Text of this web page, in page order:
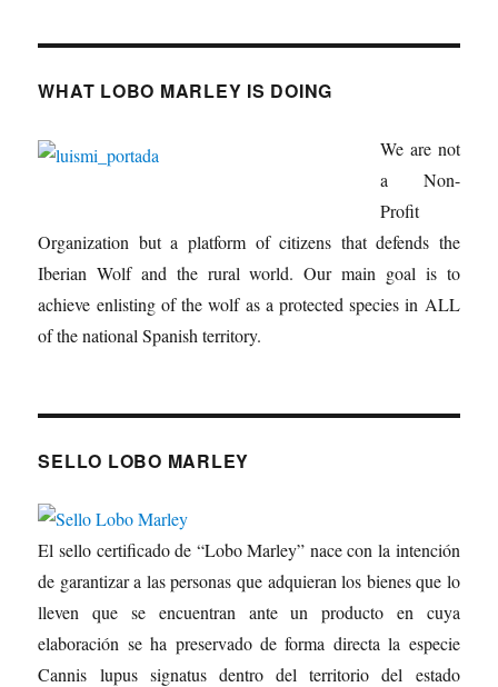
WHAT LOBO MARLEY IS DOING
We are not
a Non-
Profit
Organization but a platform of citizens that defends the
Iberian Wolf and the rural world. Our main goal is to
achieve enlisting of the wolf as a protected species in ALL
of the national Spanish territory.
SELLO LOBO MARLEY
El sello certificado de “Lobo Marley” nace con la intención
de garantizar a las personas que adquieran los bienes que lo
lleven que se encuentran ante un producto en cuya
elaboración se ha preservado de forma directa la especie
Cannis lupus signatus dentro del territorio del estado